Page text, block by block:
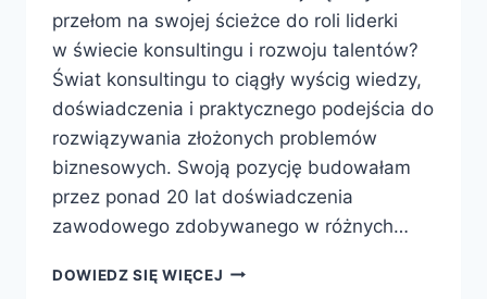
przełom na swojej ścieżce do roli liderki
w świecie konsultingu i rozwoju talentów?
Świat konsultingu to ciągły wyścig wiedzy,
doświadczenia i praktycznego podejścia do
rozwiązywania złożonych problemów
biznesowych. Swoją pozycję budowałam
przez ponad 20 lat doświadczenia
zawodowego zdobywanego w różnych…
DOWIEDZ SIĘ WIĘCEJ